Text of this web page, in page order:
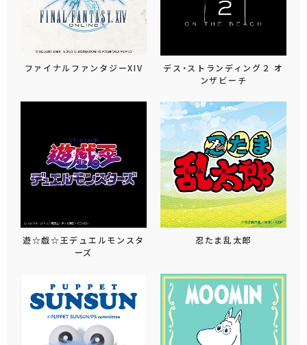
ファイナルファンタジーXIV
デス・ストランディング２ オ
ンザビーチ
遊☆戯☆王デュエルモンスタ
ーズ
忍たま乱太郎